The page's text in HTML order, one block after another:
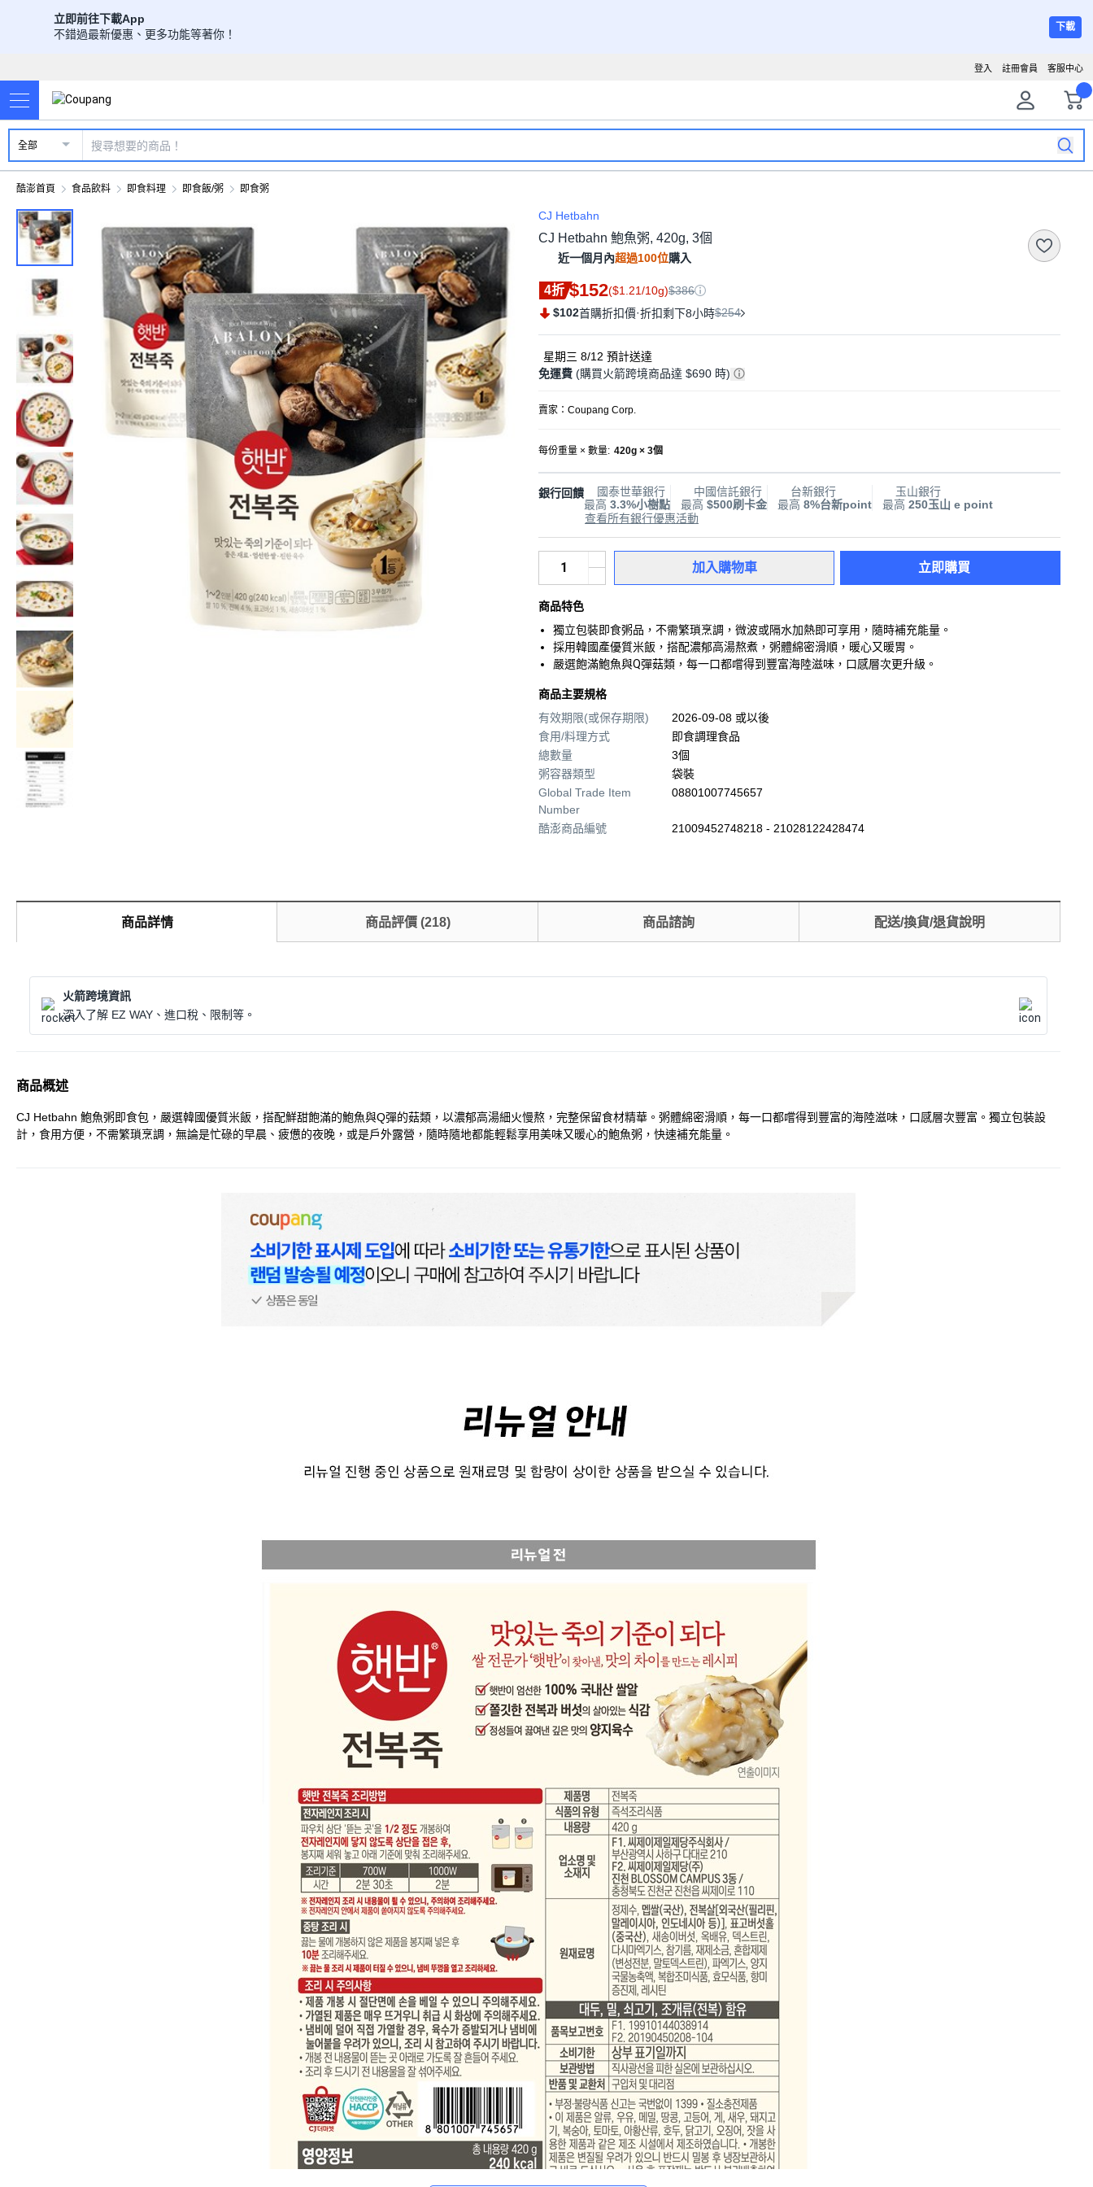
立即前往下載App
不錯過最新優惠、更多功能等著你！
下載
客服中心
註冊會員
登入
全部
酷澎首頁 食品飲料 即食料理 即食飯/粥 即食粥
CJ Hetbahn
CJ Hetbahn 鮑魚粥, 420g, 3個
近一個月內超過100位購入
4折 $152($1.21/10g)$386
$102首購折扣價·折扣剩下8小時$254
星期三 8/12 預計送達
免運費 (購買火箭跨境商品達 $690 時)
賣家： Coupang Corp.
每份重量 × 數量: 420g × 3個
銀行回饋
國泰世華銀行
最高 3.3%小樹點
中國信託銀行
最高 $500刷卡金
台新銀行
最高 8%台新point
玉山銀行
最高 250玉山 e point
查看所有銀行優惠活動
加入購物車 立即購買
商品特色
獨立包裝即食粥品，不需繁瑣烹調，微波或隔水加熱即可享用，隨時補充能量。
採用韓國產優質米飯，搭配濃郁高湯熬煮，粥體綿密滑順，暖心又暖胃。
嚴選飽滿鮑魚與Q彈菇類，每一口都嚐得到豐富海陸滋味，口感層次更升級。
商品主要規格
有效期限(或保存期限)
2026-09-08 或以後
食用/料理方式
即食調理食品
總數量
3個
粥容器類型
袋裝
Global Trade Item
Number
08801007745657
酷澎商品編號 21009452748218 - 21028122428474
商品詳情 商品評價(218) 商品諮詢 配送/換貨/退貨說明
火箭跨境資訊
深入了解 EZ WAY、進口稅、限制等。
商品概述
CJ Hetbahn 鮑魚粥即食包，嚴選韓國優質米飯，搭配鮮甜飽滿的鮑魚與Q彈的菇類，以濃郁高湯細火慢熬，完整保留食材精華。粥體綿密滑順，每一口都嚐得到豐富的海陸滋味，口感層次豐富。獨立包裝設
計，食用方便，不需繁瑣烹調，無論是忙碌的早晨、疲憊的夜晚，或是戶外露營，隨時隨地都能輕鬆享用美味又暖心的鮑魚粥，快速補充能量。